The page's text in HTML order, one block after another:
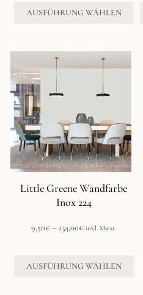
234,00€
AUSFÜHRUNG WÄHLEN
Little Greene Wandfarbe
Inox 224
9,50€ –234,00€Preisspanne:
234,00€
inkl. Mwst.
AUSFÜHRUNG WÄHLEN
Produkt
mehrere
auf.
Optionen
können
auf
der
gewählt
werden